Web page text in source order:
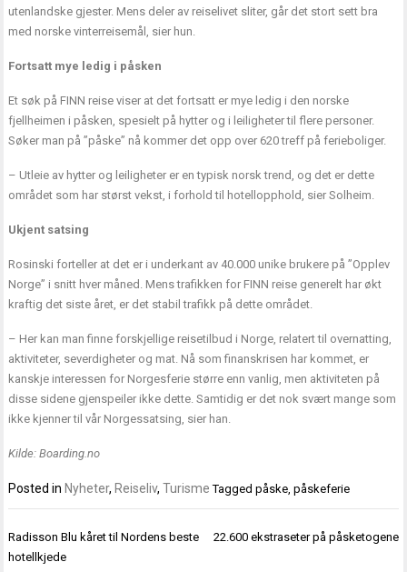
utenlandske gjester. Mens deler av reiselivet sliter, går det stort sett bra
med norske vinterreisemål, sier hun.
Fortsatt mye ledig i påsken
Et søk på FINN reise viser at det fortsatt er mye ledig i den norske
fjellheimen i påsken, spesielt på hytter og i leiligheter til flere personer.
Søker man på ”påske” nå kommer det opp over 620 treff på ferieboliger.
– Utleie av hytter og leiligheter er en typisk norsk trend, og det er dette
området som har størst vekst, i forhold til hotellopphold, sier Solheim.
Ukjent satsing
Rosinski forteller at det er i underkant av 40.000 unike brukere på ”Opplev
Norge” i snitt hver måned. Mens trafikken for FINN reise generelt har økt
kraftig det siste året, er det stabil trafikk på dette området.
– Her kan man finne forskjellige reisetilbud i Norge, relatert til overnatting,
aktiviteter, severdigheter og mat. Nå som finanskrisen har kommet, er
kanskje interessen for Norgesferie større enn vanlig, men aktiviteten på
disse sidene gjenspeiler ikke dette. Samtidig er det nok svært mange som
ikke kjenner til vår Norgessatsing, sier han.
Kilde:Boarding.no
Posted in Nyheter, Reiseliv,Turisme Taggedpåske,påskeferie
Innleggsnavigasjon
Radisson Blu kåret til Nordens beste
hotellkjede
22.600 ekstraseter på påsketogene